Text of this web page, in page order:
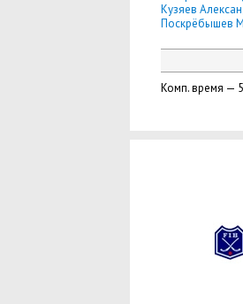
Кузяев
Поскрёбышев
Комп. время —